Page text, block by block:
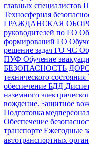
главных специалистов
Техносферная
ГРАЖДАНСКАЯ
руководителей по ГО
формирований ГО
решение задач ГО ЧС
ПУФ Обучение
БЕЗОПАСНОСТЬ
технического
обеспечение БДД
наземного
вождение. Защитное
Подготовка
Обеспечение
транспорте Ежегодные
автотранспортных